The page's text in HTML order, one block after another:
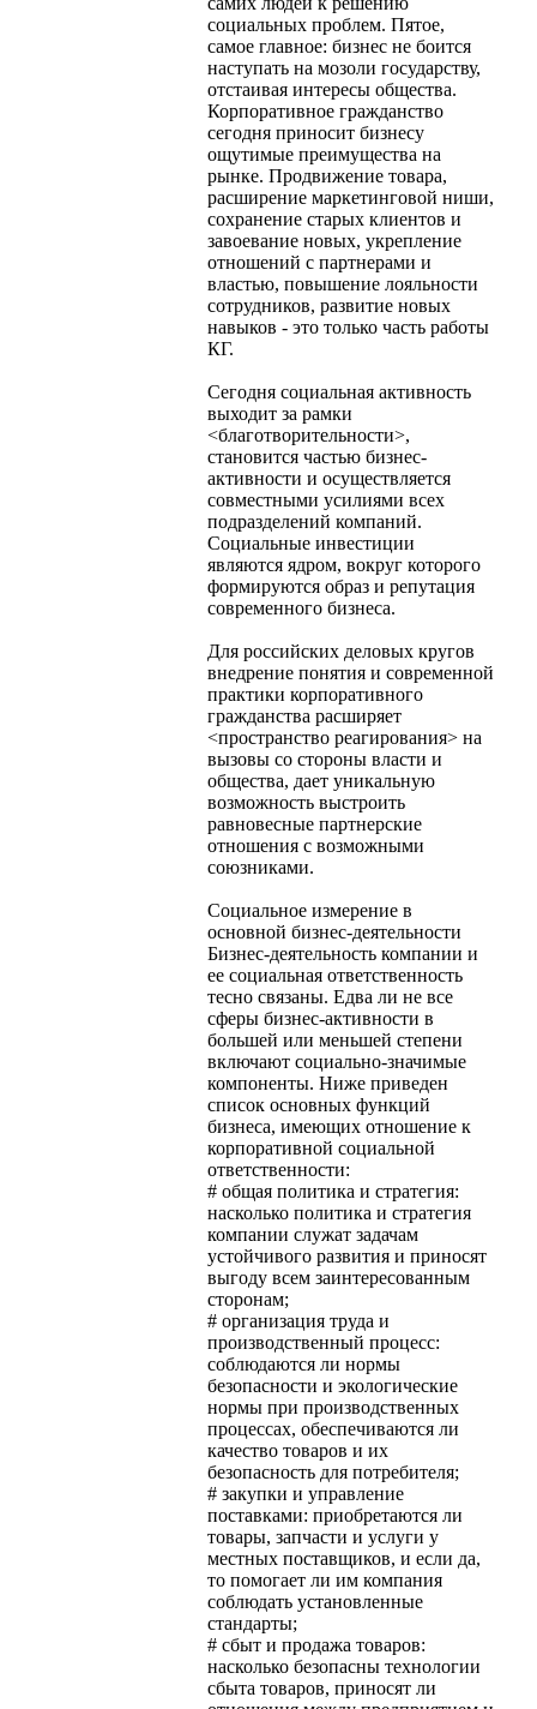
социальных проблем. Пятое,
самое главное: бизнес не боится
наступать на мозоли государству,
отстаивая интересы общества.
Корпоративное гражданство
сегодня приносит бизнесу
ощутимые преимущества на
рынке. Продвижение товара,
расширение маркетинговой ниши,
сохранение старых клиентов и
завоевание новых, укрепление
отношений с партнерами и
властью, повышение лояльности
сотрудников, развитие новых
навыков - это только часть работы
КГ.
Сегодня социальная активность
выходит за рамки
<благотворительности>,
становится частью бизнес-
активности и осуществляется
совместными усилиями всех
подразделений компаний.
Социальные инвестиции
являются ядром, вокруг которого
формируются образ и репутация
современного бизнеса.
Для российских деловых кругов
внедрение понятия и современной
практики корпоративного
гражданства расширяет
<пространство реагирования> на
вызовы со стороны власти и
общества, дает уникальную
возможность выстроить
равновесные партнерские
отношения с возможными
союзниками.
Социальное измерение в
основной бизнес-деятельности
Бизнес-деятельность компании и
ее социальная ответственность
тесно связаны. Едва ли не все
сферы бизнес-активности в
большей или меньшей степени
включают социально-значимые
компоненты. Ниже приведен
список основных функций
бизнеса, имеющих отношение к
корпоративной социальной
ответственности:
# общая политика и стратегия:
насколько политика и стратегия
компании служат задачам
устойчивого развития и приносят
выгоду всем заинтересованным
сторонам;
# организация труда и
производственный процесс:
соблюдаются ли нормы
безопасности и экологические
нормы при производственных
процессах, обеспечиваются ли
качество товаров и их
безопасность для потребителя;
# закупки и управление
поставками: приобретаются ли
товары, запчасти и услуги у
местных поставщиков, и если да,
то помогает ли им компания
соблюдать установленные
стандарты;
# сбыт и продажа товаров:
насколько безопасны технологии
сбыта товаров, приносят ли